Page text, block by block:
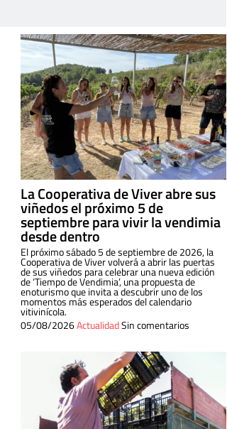
La Cooperativa de Viver abre sus
viñedos el próximo 5 de
septiembre para vivir la vendimia
desde dentro
El próximo sábado 5 de septiembre de 2026, la
Cooperativa de Viver volverá a abrir las puertas
de sus viñedos para celebrar una nueva edición
de ‘Tiempo de Vendimia’, una propuesta de
enoturismo que invita a descubrir uno de los
momentos más esperados del calendario
vitivinícola.
05/08/2026ActualidadSin comentarios